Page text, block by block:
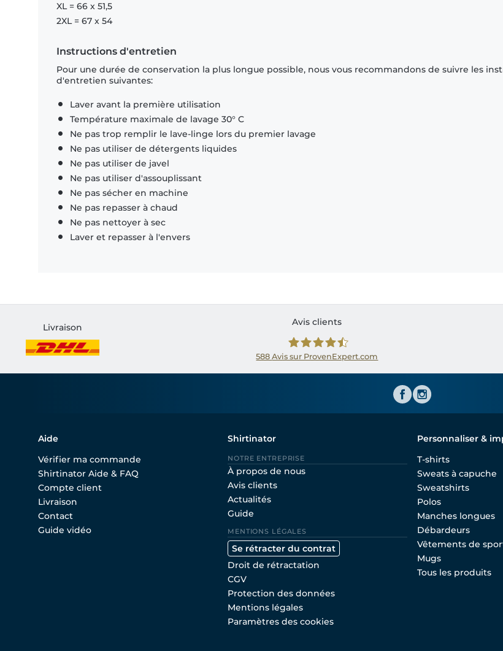
XL = 66 x 51,5
2XL = 67 x 54
Instructions d'entretien
Pour une durée de conservation la plus longue possible, nous vous recommandons de suivre les
d'entretien suivantes:
Laver avant la première utilisation
Température maximale de lavage 30° C
Ne pas trop remplir le lave-linge lors du premier lavage
Ne pas utiliser de détergents liquides
Ne pas utiliser de javel
Ne pas utiliser d'assouplissant
Ne pas sécher en machine
Ne pas repasser à chaud
Ne pas nettoyer à sec
Laver et repasser à l'envers
Livraison
Avis clients
588Avis sur ProvenExpert.com
Aide
Vérifier ma commande
Shirtinator Aide & FAQ
Compte client
Livraison
Contact
Guide vidéo
Shirtinator
NOTRE ENTREPRISE
À propos de nous
Avis clients
Actualités
Guide
MENTIONS LÉGALES
Se rétracter du contrat
Droit de rétractation
CGV
Protection des données
Mentions légales
Paramètres des cookies
Personnaliser &
T-shirts
Sweats à capuche
Sweatshirts
Polos
Manches longues
Débardeurs
Vêtements de
Mugs
Tous les produits